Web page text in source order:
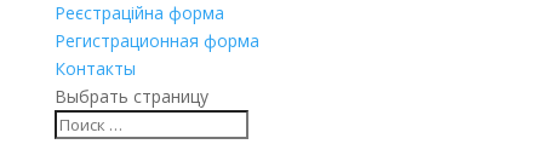
Реєстраційна форма
Регистрационная форма
Контакты
Выбрать страницу